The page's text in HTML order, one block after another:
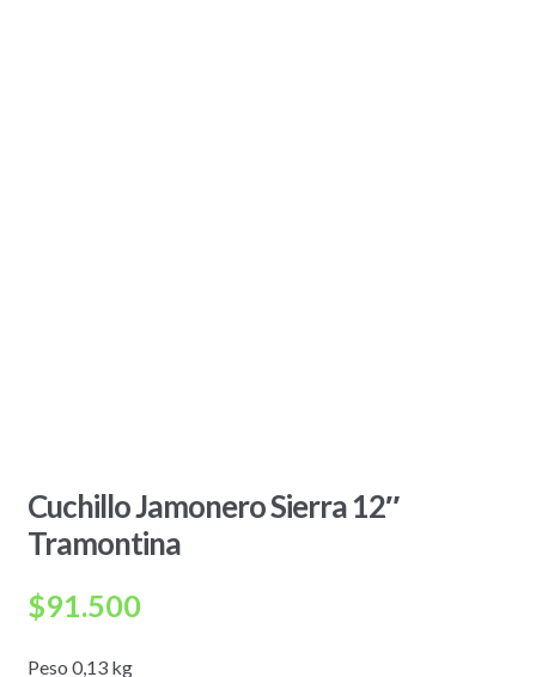
Cuchillo Jamonero Sierra 12″
Tramontina
$91.500
Peso 0,13 kg